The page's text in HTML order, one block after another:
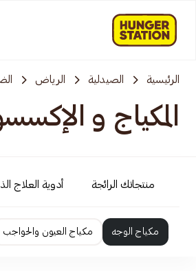
الرئيسية الصيدلية الرياض
المكياج و
منتجاتك الرائجة أدوية العلاج
مكياج الوجه مكياج العيون والحواجب